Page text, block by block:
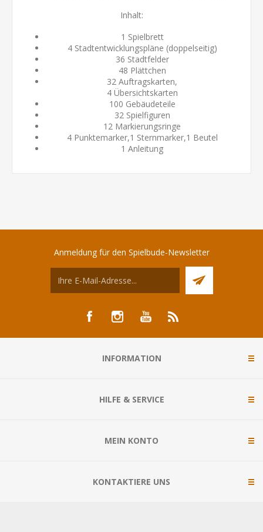
Inhalt:
1 Spielbrett
4 Stadtentwicklungspläne (doppelseitig)
36 Stadtfelder
48 Plättchen
32 Auftragskarten,
4 Übersichtskarten
100 Gebäudeteile
32 Spielfiguren
12 Markierungsringe
4 Punktemarker,1 Sternmarker,1 Beutel
1 Anleitung
Anmeldung für den Spielbude-Newsletter
INFORMATION
HILFE & SERVICE
MEIN KONTO
KONTAKTIERE UNS